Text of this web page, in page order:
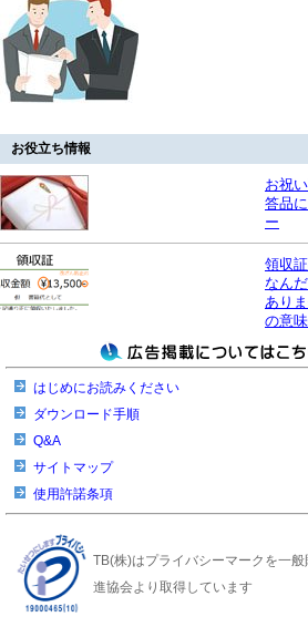
お役立ち情報
お祝
答品
ー
領収
なん
あり
の意
はじめにお読みください
ダウンロード手順
Q&A
サイトマップ
使用許諾条項
TB(株)はプライバシーマークを一
進協会より取得しています